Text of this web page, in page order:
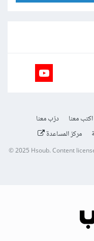
اكتب معنا
درّب معنا
مركز المساعدة
© 2025Hsoub.Content